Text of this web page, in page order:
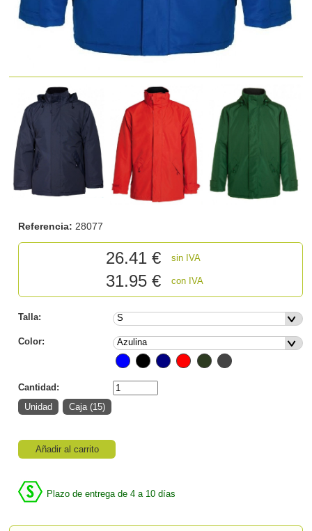
Referencia: 28077
26.41€ sin IVA
31.95 € con IVA
Talla:
Color:
Cantidad:
Añadir al carrito
Plazo de entrega de 4 a 10 días